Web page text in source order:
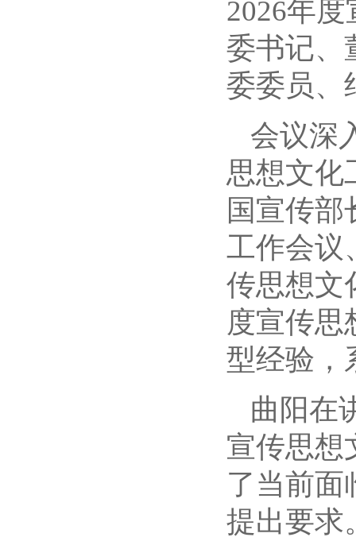
2026年
委书记、
委委员、
会议深
思想文化
国宣传部
工作会议
传思想文
度宣传思
型经验，
曲阳在
宣传思想
了当前面
提出要求